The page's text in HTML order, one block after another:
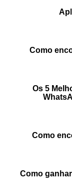
Como
Os 5
Como
Como